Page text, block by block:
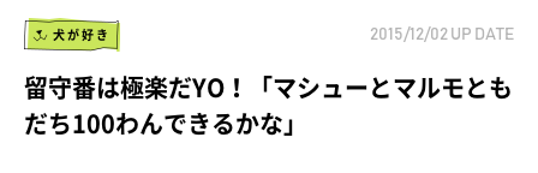
犬が好き 2015/12/02 UP DATE
留守番は極楽だYO！「マシューとマルモとも
だち100わんできるかな」